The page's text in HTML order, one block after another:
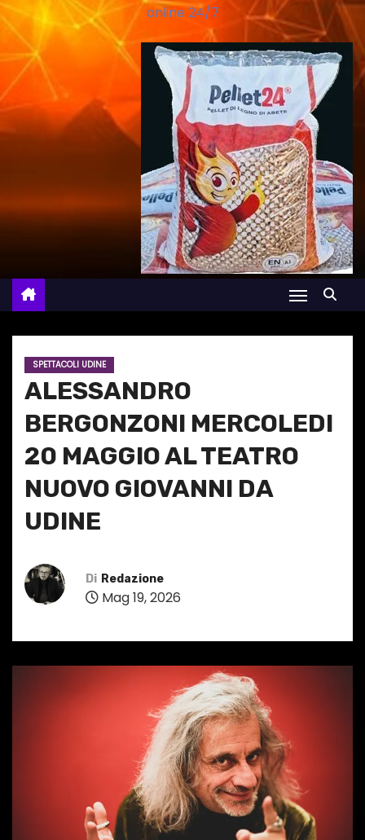
online 24/7
SPETTACOLI UDINE
ALESSANDRO
BERGONZONI MERCOLEDI
20 MAGGIO AL TEATRO
NUOVO GIOVANNI DA
UDINE
Di Redazione
Mag 19, 2026